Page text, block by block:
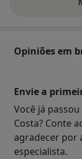
Opiniões em
Envie a
Você já
Costa? Conte
agradecer por
especialista.